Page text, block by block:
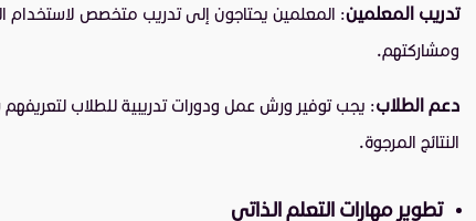
تدريب المعلمين: المعلمين يحتاجون إلى تدريب متخصص لاستخدام
ومشاركتهم.
دعم الطلاب: يجب توفير ورش عمل ودورات تدريبية للطلاب لتعريفهم
النتائج المرجوة.
تطوير مهارات التعلم الذاتي